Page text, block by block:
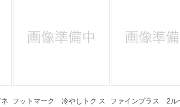
フットマーク 冷やしトク ス
ファインプラス 2ル